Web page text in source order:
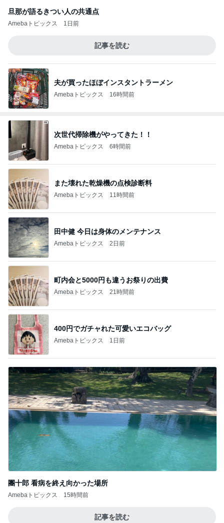
旦那が語るきつい人の共通点
Amebaトピックス 1日前
記事を読む
夫が買ったほぼインスタントラーメン
Amebaトピックス 16時間前
次世代掃除機がやってきた！！
Amebaトピックス 6時間前
また壊れた乾燥機の点検診断料
Amebaトピックス 11時間前
田中健 今日は身体のメンテナンス
Amebaトピックス 2日前
町内会と5000円も違うお祭りの出費
Amebaトピックス 21時間前
400円でガチャれた可愛いエコバッグ
Amebaトピックス 1日前
團十郎 看病を終え向かった場所
Amebaトピックス 15時間前
記事を読む